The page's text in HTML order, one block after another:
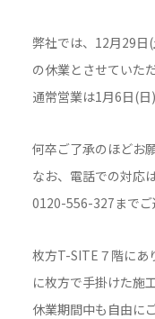
弊社では、12月29日
の休業とさせていただ
通常営業は1月6日(日)
何卒ご了承のほどお
なお、電話での対応
0120-556-327までご
枚方T-SITE７階にあ
に枚方で手掛けた施
休業期間中も自由に